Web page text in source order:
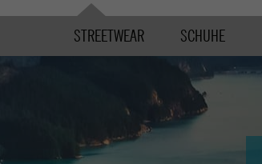
STREETWEAR SCHUHE